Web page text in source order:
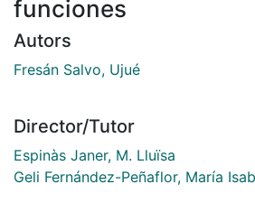
funciones
Autors
Fresán Salvo, Ujué
Director/Tutor
Espinàs Janer, M. Lluïsa
Geli Fernández-Peñaflor, María